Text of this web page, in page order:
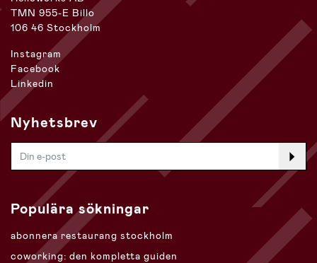
TMN 955-E Billo
106 46 Stockholm
Instagram
Facebook
Linkedin
Nyhetsbrev
Populära sökningar
abonnera restaurang stockholm
coworking: den kompletta guiden